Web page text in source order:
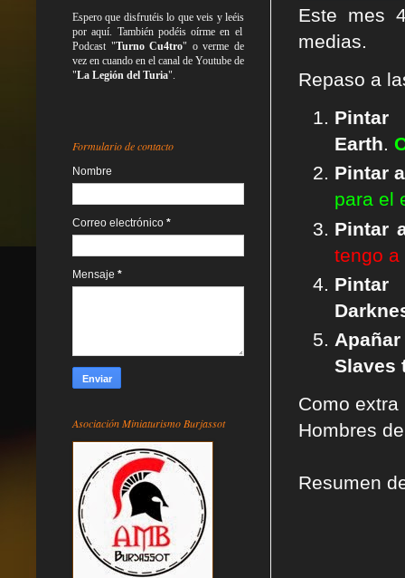
Este mes
medias.
Repaso a
Pintar
Earth.
Pintar
para el
Pintar
tengo a
Slaves
Como
Hombres
Resumen
Espero que disfrutéis lo queveis yleéis
por aquí. También podéis oírme en el
Podcast "Turno Cu4tro" o verme de
vez en cuando en el canal de Youtube de
"La Legión del Turia".
Formulario de contacto
Nombre
Correo electrónico *
Mensaje *
Asociación Miniaturismo Burjassot